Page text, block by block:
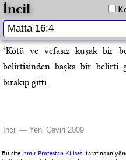
İncil
4Kötü ve vefasız kuşak bir
belirtisinden başka bir belirti
bırakıp gitti.
İncil — Yeni Çeviri 2009
Bu site İzmir Protestan Kilisesi tarafından